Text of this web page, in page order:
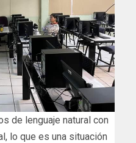
de lenguaje natural con
lo que es una situación